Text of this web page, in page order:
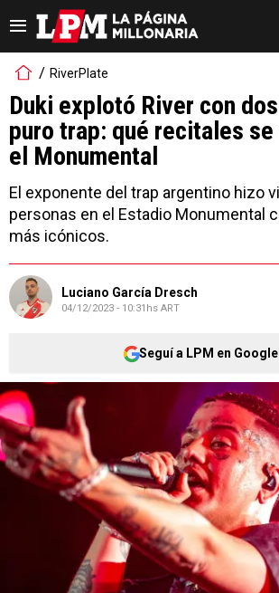
RiverPlate
Duki explotó River con
puro trap: qué recitales se
el Monumental
El exponente del trap argentino hizo
personas en el Estadio Monumental
más icónicos.
Luciano García Dresch
04/12/2023 - 10:31hs ART
Seguí a LPM en